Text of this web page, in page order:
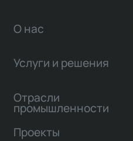
О нас
Услуги и решения
Отрасли
промышленности
Проекты